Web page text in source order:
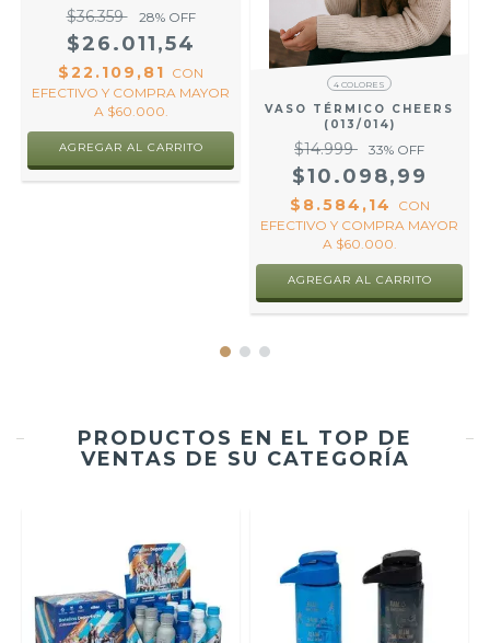
$36.359 28% OFF
$26.011,54
$22.109,81 CON
EFECTIVO Y COMPRA MAYOR
A $60.000.
AGREGAR AL CARRITO
4 COLORES
VASO TÉRMICO CHEERS
(013/014)
$14.999 33% OFF
$10.098,99
$8.584,14
CON
EFECTIVO Y COMPRA MAYOR
A $60.000.
AGREGAR AL CARRITO
PRODUCTOS EN EL TOP DE
VENTAS DE SU CATEGORÍA